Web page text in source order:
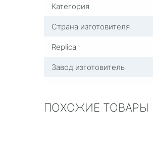
Категория
Страна изготовителя
Replica
Завод изготовитель
ПОХОЖИЕ ТОВАРЫ